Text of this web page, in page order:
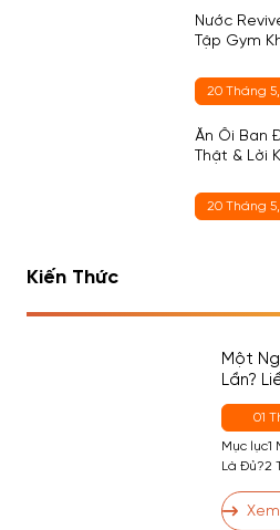
Nước
Tập Gym
20 Tháng
Ăn Ổi Ban
Thật & Lời
20 Tháng
Kiến Thức
Một
Lần?
Cách
Mới
01
Mục lục1
Là Đủ?2
Thời
Tập2.2